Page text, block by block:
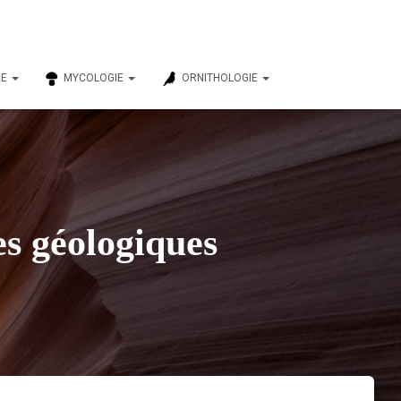
MYCOLOGIE ORNITHOLOGIE
géologiques